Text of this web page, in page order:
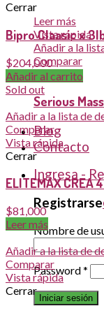
Leer más
Vista rápida
Añadir a la
Comparar
Cerrar
Serious
Blog
Contacto
Ingresa -
Registrarse
Nombre de
Password*
Iniciar sesión
Cerrar
Bipro Claasic x
$204,000
Añadir al carrito
Sold out
Añadir a la lista de
Comparar
Vista rápida
Cerrar
ELITEMAX CREA
$81,000
Leer más
Añadir a la lista de
Comparar
Vista rápida
Cerrar